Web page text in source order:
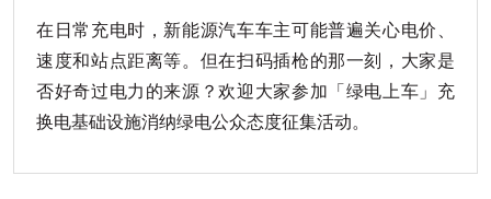
在日常充电时，新能源汽车车主可能普遍关心电价、
速度和站点距离等。但在扫码插枪的那一刻，大家是
否好奇过电力的来源？欢迎大家参加「绿电上车」充
换电基础设施消纳绿电公众态度征集活动。